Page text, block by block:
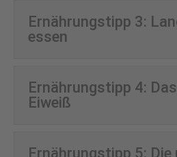
Ernährungstipp 3:
essen
Ernährungstipp 4:
Eiweiß
Ernährungstipp 5: